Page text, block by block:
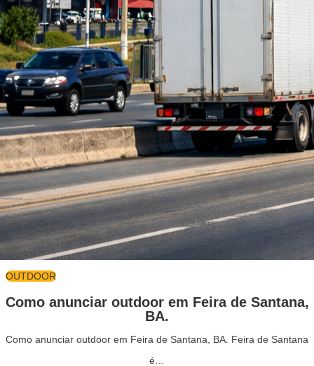
OUTDOOR
Como anunciar outdoor em Feira de Santana,
BA.
Como anunciar outdoor em Feira de Santana, BA. Feira de Santana
é…